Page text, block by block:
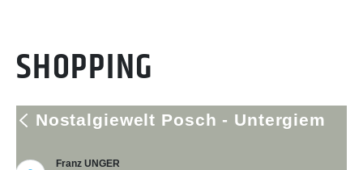
SHOPPING
Nostalgiewelt Posch - Untergiem
Franz UNGER